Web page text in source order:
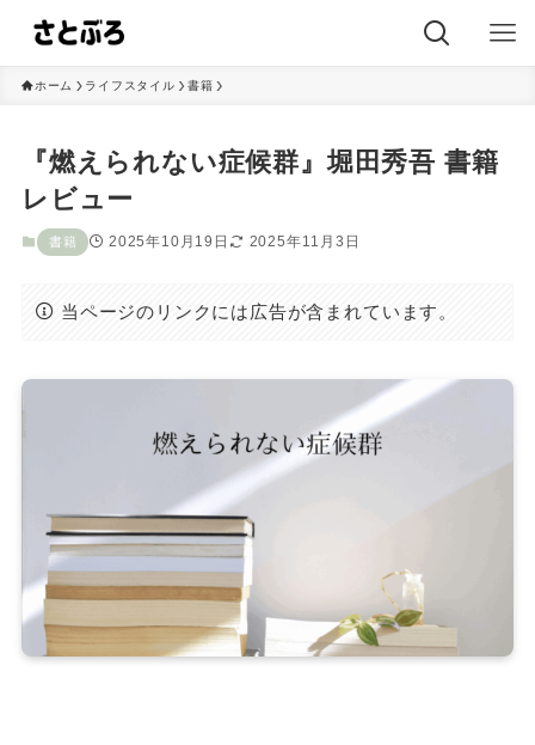
ホーム ライフスタイル 書籍
『燃えられない症候群』堀田秀吾 書籍
レビュー
書籍 2025年10月19日 2025年11月3日
当ページのリンクには広告が含まれています。